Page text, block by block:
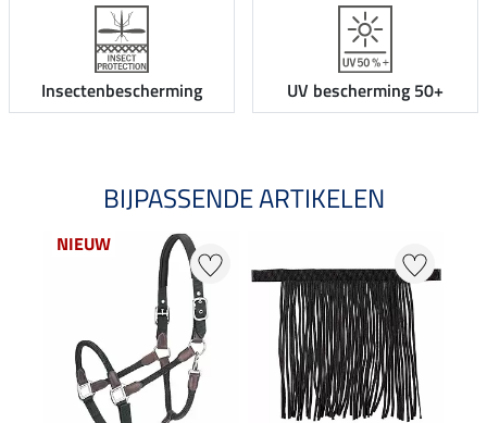
Insectenbescherming UV bescherming 50+
BIJPASSENDE ARTIKELEN
NIEUW